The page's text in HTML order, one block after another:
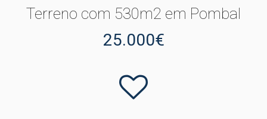
Terreno com 530m2 em Pombal
25.000€